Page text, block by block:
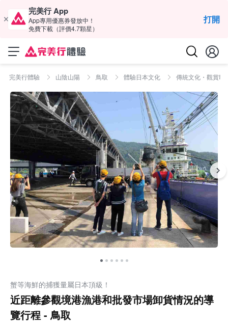
完美行 App
App專用優惠券發放中！
免費下載（評價4.7顆星）
打開
完美行體驗 山陰山陽 鳥取 體驗日本文化 傳統文化・觀賞歌
蟹等海鮮的捕獲量屬日本頂級！
近距離參觀境港漁港和批發市場卸貨情況的導
覽行程 - 鳥取